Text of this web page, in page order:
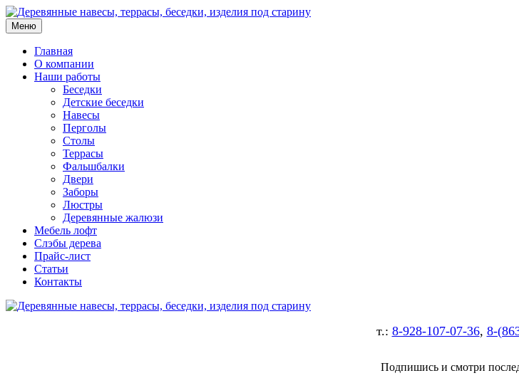
Меню
Главная
О компании
Наши работы
Беседки
Детские беседки
Навесы
Перголы
Столы
Террасы
Фальшбалки
Двери
Заборы
Люстры
Деревянные жалюзи
Мебель лофт
Слэбы дерева
Прайс-лист
Статьи
Контакты
т.: 8-928-107-07-36, 8-
Подпишись и смотри